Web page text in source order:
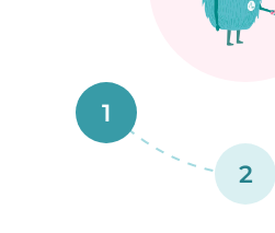
1
2